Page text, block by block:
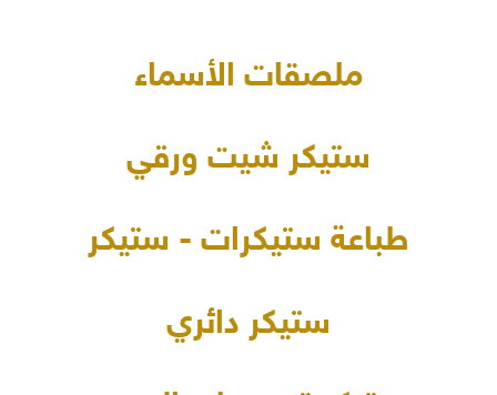
ملصقات الأسماء
ستيكر شيت ورقي
طباعة ستيكرات - ستيكر
ستيكر دائري